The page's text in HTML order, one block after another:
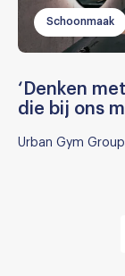
Schoonmaak
‘Denken
die bij ons
Urban Gym Group